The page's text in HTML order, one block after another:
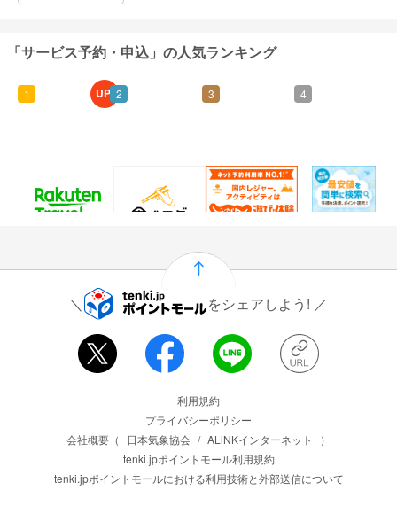
「サービス予約・申込」の人気ランキング
UP!
1
通常：50ポイント
2 3
1.5%還元
4
915ポイント
をシェアしよう!
利用規約
プライバシーポリシー
会社概要（
日本気象協会 / ALiNKインターネット
）
tenki.jpポイントモール利用規約
tenki.jpポイントモールにおける利用技術と外部送信について